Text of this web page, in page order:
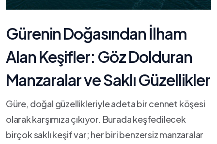
Gürenin⁤ Doğasından İlham
Alan Keşifler: Göz Dolduran
Manzaralar​ ve Saklı‌ Güzellikler
Güre, doğal güzellikleriyle adeta bir⁤ cennet köşesi
olarak⁤ karşımıza çıkıyor. Burada keşfedilecek
birçok saklı ​keşif var; her biri‌ benzersiz⁤ manzaralar